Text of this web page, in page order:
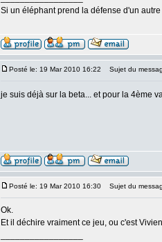
Si un éléphant prend la défense d'un
Posté le: 19 Mar 2010 16:22 Sujet du
je suis déjà sur la beta... et pour la 4ème
Posté le: 19 Mar 2010 16:30 Sujet du
Ok.
Et il déchire vraiment ce jeu, ou c'est